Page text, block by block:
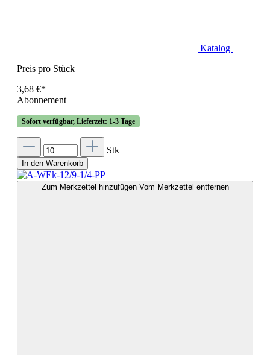
Katalog
Preis pro Stück
3,68 €*
Abonnement
Sofort verfügbar, Lieferzeit: 1-3 Tage
Stk
In den Warenkorb
Zum Merkzettel hinzufügen Vom Merkzettel entfernen